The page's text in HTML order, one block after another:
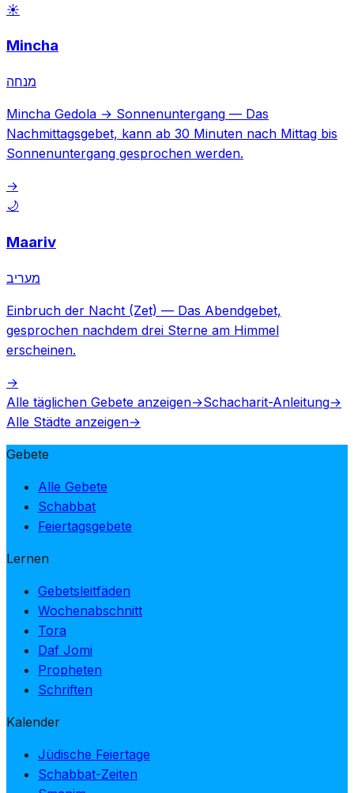
☀️
Mincha
מנחה
Mincha Gedola → Sonnenuntergang — Das
Nachmittagsgebet, kann ab 30 Minuten nach Mittag bis
Sonnenuntergang gesprochen werden.
→
🌙
Maariv
מעריב
Einbruch der Nacht (Zet) — Das Abendgebet,
gesprochen nachdem drei Sterne am Himmel
erscheinen.
→
Alle täglichen Gebete anzeigen→Schacharit-Anleitung→
Alle Städte anzeigen→
Gebete
Alle Gebete
Schabbat
Feiertagsgebete
Lernen
Gebetsleitfäden
Wochenabschnitt
Tora
Daf Jomi
Propheten
Schriften
Kalender
Jüdische Feiertage
Schabbat-Zeiten